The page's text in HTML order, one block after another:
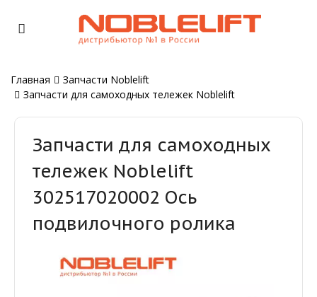
Главная
Запчасти Noblelift
Запчасти для самоходных тележек Noblelift
Запчасти для самоходных
тележек Noblelift
302517020002 Ось
подвилочного ролика